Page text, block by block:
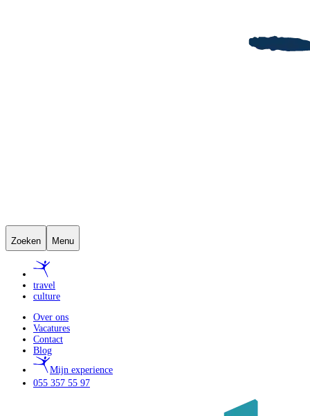
Zoeken Menu
travel
culture
Over ons
Vacatures
Contact
Blog
Mijn experience
055 357 55 97